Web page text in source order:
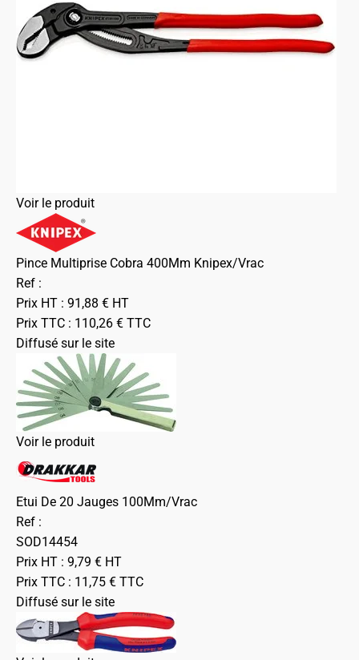
Voir le produit
Pince Multiprise Cobra 400Mm Knipex/Vrac
Ref :
Prix HT : 91,88 € HT
Prix TTC : 110,26 € TTC
Diffusé sur le site
Voir le produit
Etui De 20 Jauges 100Mm/Vrac
Ref :
SOD14454
Prix HT : 9,79 € HT
Prix TTC : 11,75 € TTC
Diffusé sur le site